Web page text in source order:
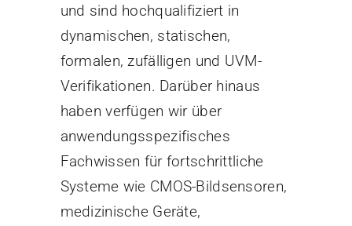
und sind hochqualifiziert in
dynamischen, statischen,
formalen, zufälligen und UVM-
Verifikationen. Darüber hinaus
haben verfügen wir über
anwendungsspezifisches
Fachwissen für fortschrittliche
Systeme wie CMOS-Bildsensoren,
medizinische Geräte,